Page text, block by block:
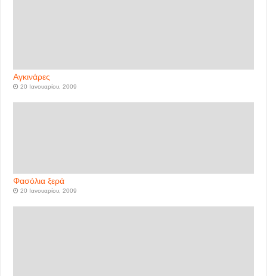
Αγκινάρες
20 Ιανουαρίου, 2009
Φασόλια ξερά
20 Ιανουαρίου, 2009